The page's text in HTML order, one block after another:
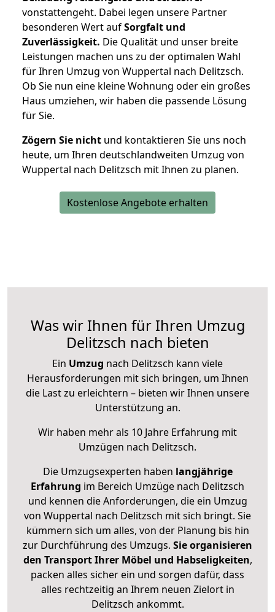
vonstattengeht. Dabei legen unsere Partner
besonderen Wert aufSorgfalt und
Zuverlässigkeit. Die Qualität und unser breite
Leistungen machen uns zu der optimalen Wahl
für Ihren Umzug von Wuppertal nach Delitzsch.
Ob Sie nun eine kleine Wohnung oder ein großes
Haus umziehen, wir haben die passende Lösung
für Sie.
Zögern Sie nicht und kontaktieren Sie uns noch
heute, um Ihren deutschlandweiten Umzug von
Wuppertal nach Delitzsch mit Ihnen zu planen.
Kostenlose Angebote erhalten
Was wir Ihnen für Ihren Umzug
Delitzsch nach bieten
Ein Umzug nach Delitzsch kann viele
Herausforderungen mit sich bringen, um Ihnen
die Last zu erleichtern – bieten wir Ihnen unsere
Unterstützung an.
Wir haben mehr als 10 Jahre Erfahrung mit
Umzügen nach Delitzsch.
Die Umzugsexperten haben langjährige
Erfahrung im Bereich Umzüge nach Delitzsch
und kennen die Anforderungen, die ein Umzug
von Wuppertal nach Delitzsch mit sich bringt. Sie
kümmern sich um alles, von der Planung bis hin
zur Durchführung des Umzugs. Sie organisieren
den Transport Ihrer Möbel und Habseligkeiten,
packen alles sicher ein und sorgen dafür, dass
alles rechtzeitig an Ihrem neuen Zielort in
Delitzsch ankommt.